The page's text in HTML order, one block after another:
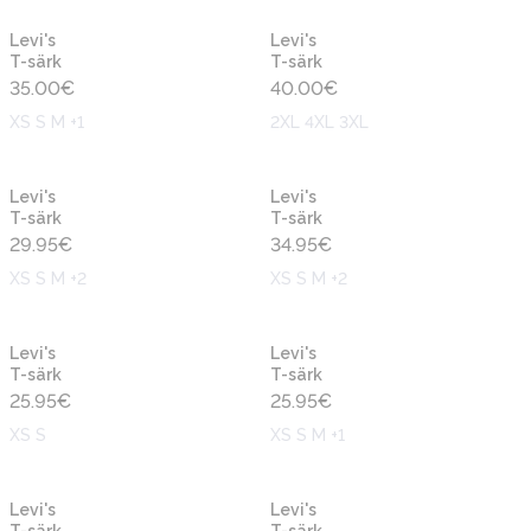
Levi's
T-särk
35.00€
XS S M +1
Levi's
T-särk
40.00€
2XL 4XL 3XL
Levi's
T-särk
29.95€
XS S M +2
Levi's
T-särk
34.95€
XS S M +2
Levi's
T-särk
25.95€
XS S
Levi's
T-särk
25.95€
XS S M +1
Levi's
Levi's